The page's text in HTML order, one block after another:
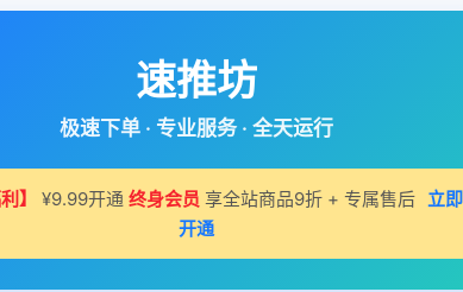
速推坊
极速下单 · 专业服务 · 全天运行
】 ¥9.99开通 终身会员 享全站商品9折 + 专属售后 立即
开通